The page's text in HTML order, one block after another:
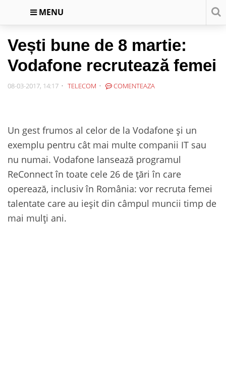
MENU
Vești bune de 8 martie:
Vodafone recrutează femei
08-03-2017, 14:17 TELECOM COMENTEAZA
Un gest frumos al celor de la Vodafone și un
exemplu pentru cât mai multe companii IT sau
nu numai. Vodafone lansează programul
ReConnect în toate cele 26 de țări în care
operează, inclusiv în România: vor recruta femei
talentate care au ieșit din câmpul muncii timp de
mai mulți ani.